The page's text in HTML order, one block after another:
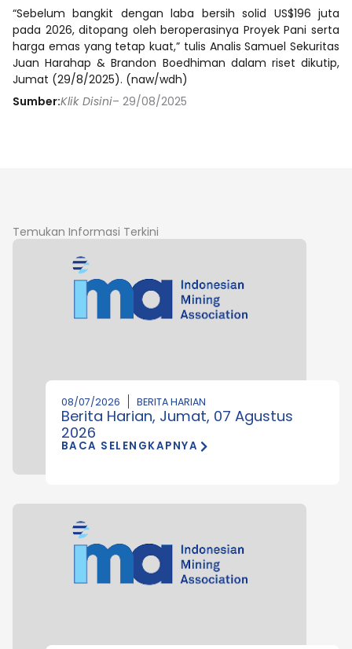
“Sebelum bangkit dengan laba bersih solid US$196 juta
pada 2026, ditopang oleh beroperasinya Proyek Pani serta
harga emas yang tetap kuat,” tulis Analis Samuel Sekuritas
Juan Harahap & Brandon Boedhiman dalam riset dikutip,
Jumat (29/8/2025). (naw/wdh)
Sumber:Klik Disini– 29/08/2025
Temukan Informasi Terkini
08/07/2026 BERITA HARIAN
Berita Harian, Jumat, 07 Agustus
2026
BACA SELENGKAPNYA